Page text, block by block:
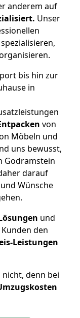
anderem auf
Unser
bis hin zur
in
von
Möbeln und
uns bewusst,
Godramstein
darauf
Wünsche
und
den
Leistungen
denn bei